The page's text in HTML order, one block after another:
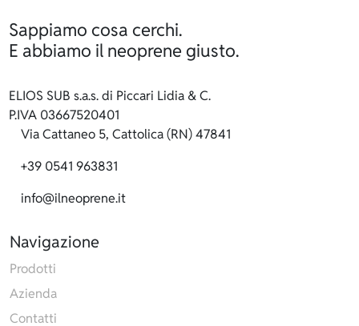
Sappiamo cosa cerchi.
E abbiamo il neoprene giusto.
ELIOS SUB s.a.s. di Piccari Lidia & C.
P.IVA 03667520401
Via Cattaneo 5, Cattolica (RN) 47841
+39 0541 963831
info@ilneoprene.it
Navigazione
Prodotti
Azienda
Contatti